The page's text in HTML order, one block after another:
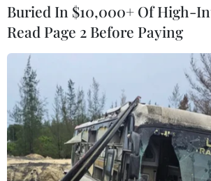
Chuyển đổi Số Quốc
Đắk Lắk phát động chiến dịch
chuẩn hóa dữ liệu sầu riêng
Đổi mới công tác xây dựng
số quản lý đảng viên ở Phú Thọ
Thủ tướng Lê Minh Hưng: Tăng
Buried In $10,000+ Of High-
Read Page 2 Before Paying